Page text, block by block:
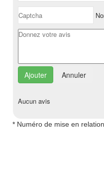
Annuler
Aucun avis
* Numéro de mise en